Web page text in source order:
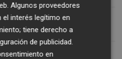
DANA DANA VALENCIA
Algunos proveedores
el interés legítimo en
tiene derecho a
de publicidad
en